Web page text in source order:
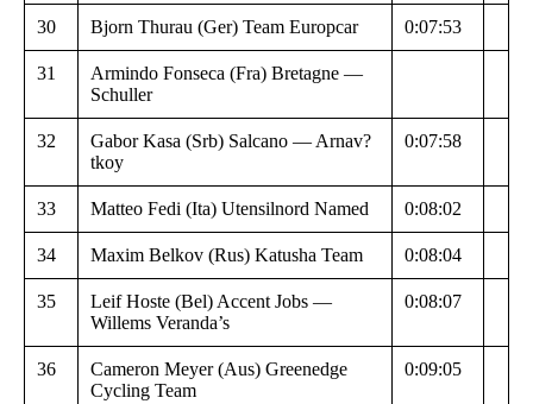
30 Bjorn Thurau (Ger) Team Europcar 0:07:53
31
Armindo Fonseca (Fra) Bretagne —
Schuller
32
Gabor Kasa (Srb) Salcano — Arnav?
tkoy
0:07:58
33 Matteo Fedi (Ita) Utensilnord Named 0:08:02
34 Maxim Belkov (Rus) Katusha Team 0:08:04
35
Leif Hoste (Bel) Accent Jobs —
Willems Veranda’s
0:08:07
36
Cameron Meyer (Aus) Greenedge
Cycling Team
0:09:05